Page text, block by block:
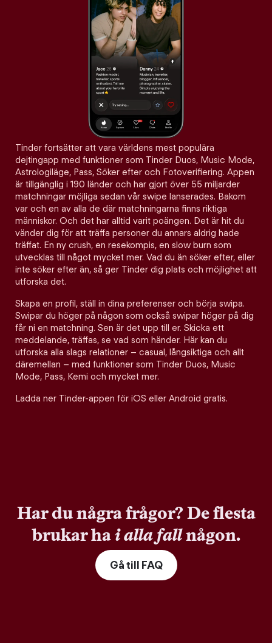
Tinder fortsätter att vara världens mest populära
dejtingapp med funktioner som Tinder Duos, Music Mode,
Astrologiläge, Pass, Söker efter och Fotoverifiering. Appen
är tillgänglig i 190 länder och har gjort över 55 miljarder
matchningar möjliga sedan vår swipe lanserades. Bakom
var och en av alla de där matchningarna finns riktiga
människor. Och det har alltid varit poängen. Det är hit du
vänder dig för att träffa personer du annars aldrig hade
träffat. En ny crush, en resekompis, en slow burn som
utvecklas till något mycket mer. Vad du än söker efter, eller
inte söker efter än, så ger Tinder dig plats och möjlighet att
utforska det.
Skapa en profil, ställ in dina preferenser och börja swipa.
Swipar du höger på någon som också swipar höger på dig
får ni en matchning. Sen är det upp till er. Skicka ett
meddelande, träffas, se vad som händer. Här kan du
utforska alla slags relationer – casual, långsiktiga och allt
däremellan – med funktioner som Tinder Duos, Music
Mode, Pass, Kemi och mycket mer.
Ladda ner Tinder-appen för iOS eller Android gratis.
Har du några frågor? De flesta
brukar hai alla fallnågon.
Gå till FAQ